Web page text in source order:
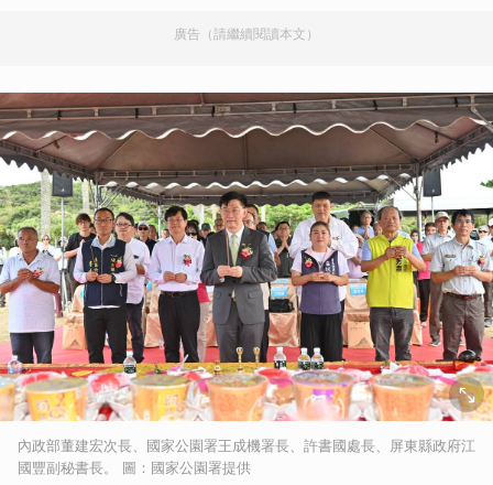
廣告（請繼續閱讀本文）
內政部董建宏次長、國家公園署王成機署長、許書國處長、屏東縣政府江
國豐副秘書長。 圖：國家公園署提供